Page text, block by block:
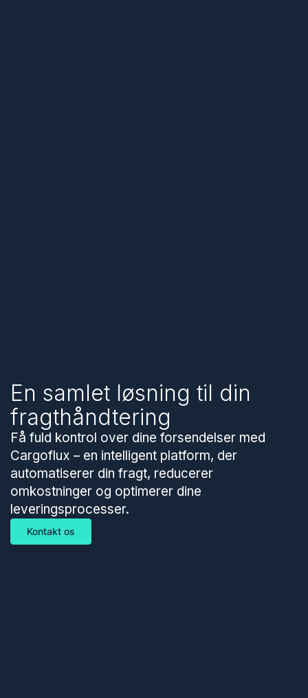
En samlet løsning til din
fragthåndtering
Få fuld kontrol over dine forsendelser med
Cargoflux – en intelligent platform, der
automatiserer din fragt, reducerer
omkostninger og optimerer dine
leveringsprocesser.
Kontakt os